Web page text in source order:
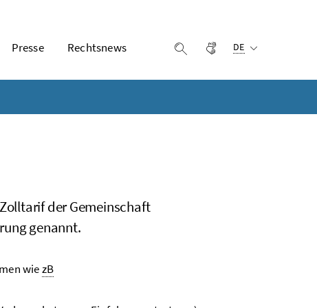
Presse Rechtsnews Suche einblenden
Gebärdensprache
DE
der Gemeinschaft
genannt.
wiezB